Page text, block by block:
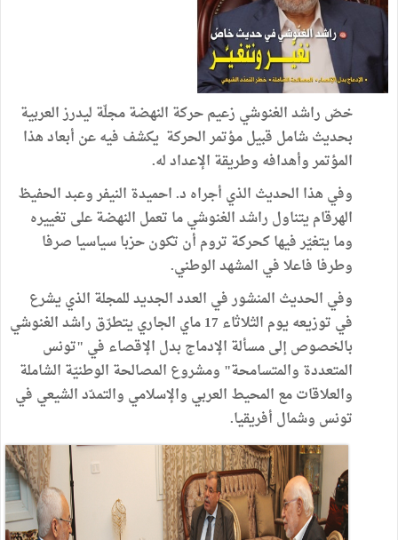
خصّ راشد الغنوشي زعيم حركة النهضة مجلّة ليدرز العربية
بحديث شامل قبيل مؤتمر الحركة يكشف فيه عن أبعاد هذا
المؤتمر وأهدافه وطريقة الإعداد له.
وفي هذا الحديث الذي أجراه د. احميدة النيفر وعبد الحفيظ
الهرقام يتناول راشد الغنوشي ما تعمل النهضة على تغييره
وما يتغيّر فيها كحركة تروم أن تكون حزبا سياسيا صرفا
وطرفا فاعلا في المشهد الوطني.
وفي الحديث المنشور في العدد الجديد للمجلة الذي يشرع
في توزيعه يوم الثلاثاء 17 ماي الجاري يتطرّق راشد الغنوشي
بالخصوص إلى مسألة الإدماج بدل الإقصاء في "تونس
المتعددة والمتسامحة" ومشروع المصالحة الوطنيّة الشاملة
والعلاقات مع المحيط العربي والإسلامي والتمدّد الشيعي في
تونس وشمال أفريقيا.